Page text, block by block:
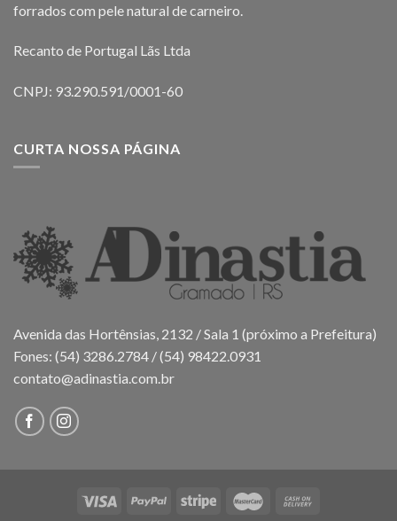
forrados com pele natural de carneiro.
Recanto de Portugal Lãs Ltda
CNPJ: 93.290.591/0001-60
CURTA NOSSA PÁGINA
Avenida das Hortênsias, 2132 / Sala 1 (próximo a Prefeitura)
Fones: (54) 3286.2784 / (54) 98422.0931
contato@adinastia.com.br